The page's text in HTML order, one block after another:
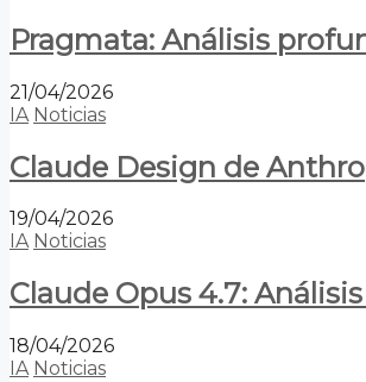
Pragmata: Análisis
21/04/2026
IA Noticias
Claude Design de
19/04/2026
IA Noticias
Claude Opus 4.7:
18/04/2026
IA Noticias